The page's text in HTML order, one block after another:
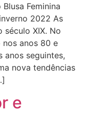
Feminina
2022 As
século XIX. No
nos anos 80 e
anos seguintes,
nova tendências
e